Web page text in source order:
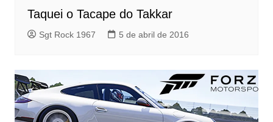
Taquei o Tacape do Takkar
Sgt Rock 1967 5 de abril de 2016